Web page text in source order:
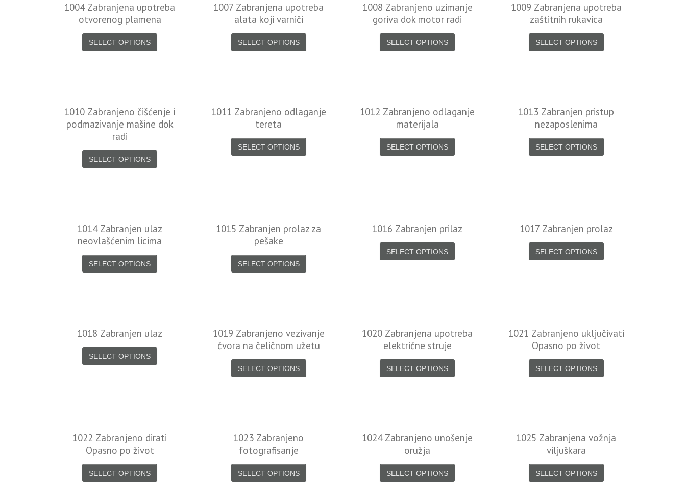
1004 Zabranjena upotreba
otvorenog plamena
SELECT OPTIONS
1007 Zabranjena upotreba
alata koji varniči
SELECT OPTIONS
1008 Zabranjeno uzimanje
goriva dok motor radi
SELECT OPTIONS
1009 Zabranjena upotreba
zaštitnih rukavica
SELECT OPTIONS
1010 Zabranjeno čišćenje i
podmazivanje mašine dok
radi
SELECT OPTIONS
1011 Zabranjeno odlaganje
tereta
SELECT OPTIONS
1012 Zabranjeno odlaganje
materijala
SELECT OPTIONS
1013 Zabranjen pristup
nezaposlenima
SELECT OPTIONS
1014 Zabranjen ulaz
neovlašćenim licima
SELECT OPTIONS
1015 Zabranjen prolaz za
pešake
SELECT OPTIONS
1016 Zabranjen prilaz
SELECT OPTIONS
1017 Zabranjen prolaz
SELECT OPTIONS
1018 Zabranjen ulaz
SELECT OPTIONS
1019 Zabranjeno vezivanje
čvora na čeličnom užetu
SELECT OPTIONS
1020 Zabranjena upotreba
električne struje
SELECT OPTIONS
1021 Zabranjeno uključivati
Opasno po život
SELECT OPTIONS
1022 Zabranjeno dirati
Opasno po život
SELECT OPTIONS
1023 Zabranjeno
fotografisanje
SELECT OPTIONS
1024 Zabranjeno unošenje
oružja
SELECT OPTIONS
1025 Zabranjena vožnja
viljuškara
SELECT OPTIONS